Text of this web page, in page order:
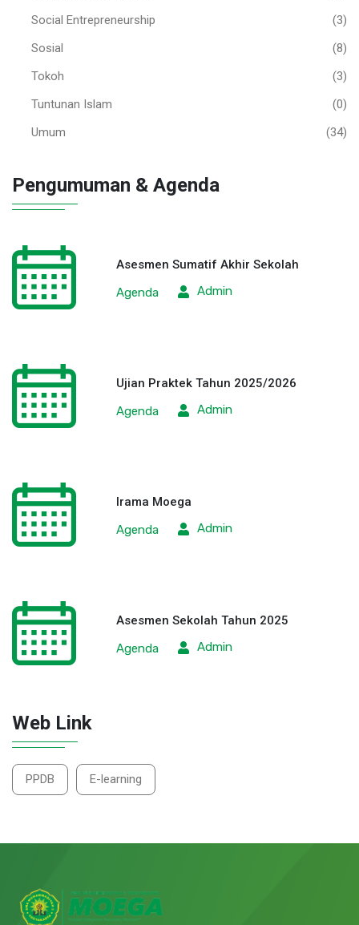
Social Entrepreneurship
(3)
Sosial
(8)
Tokoh
(3)
Tuntunan Islam
(0)
Umum
(34)
Pengumuman & Agenda
Asesmen Sumatif Akhir Sekolah
Agenda
Admin
Ujian Praktek Tahun 2025/2026
Agenda
Admin
Irama Moega
Agenda
Admin
Asesmen Sekolah Tahun 2025
Agenda
Admin
Web Link
PPDB E-learning